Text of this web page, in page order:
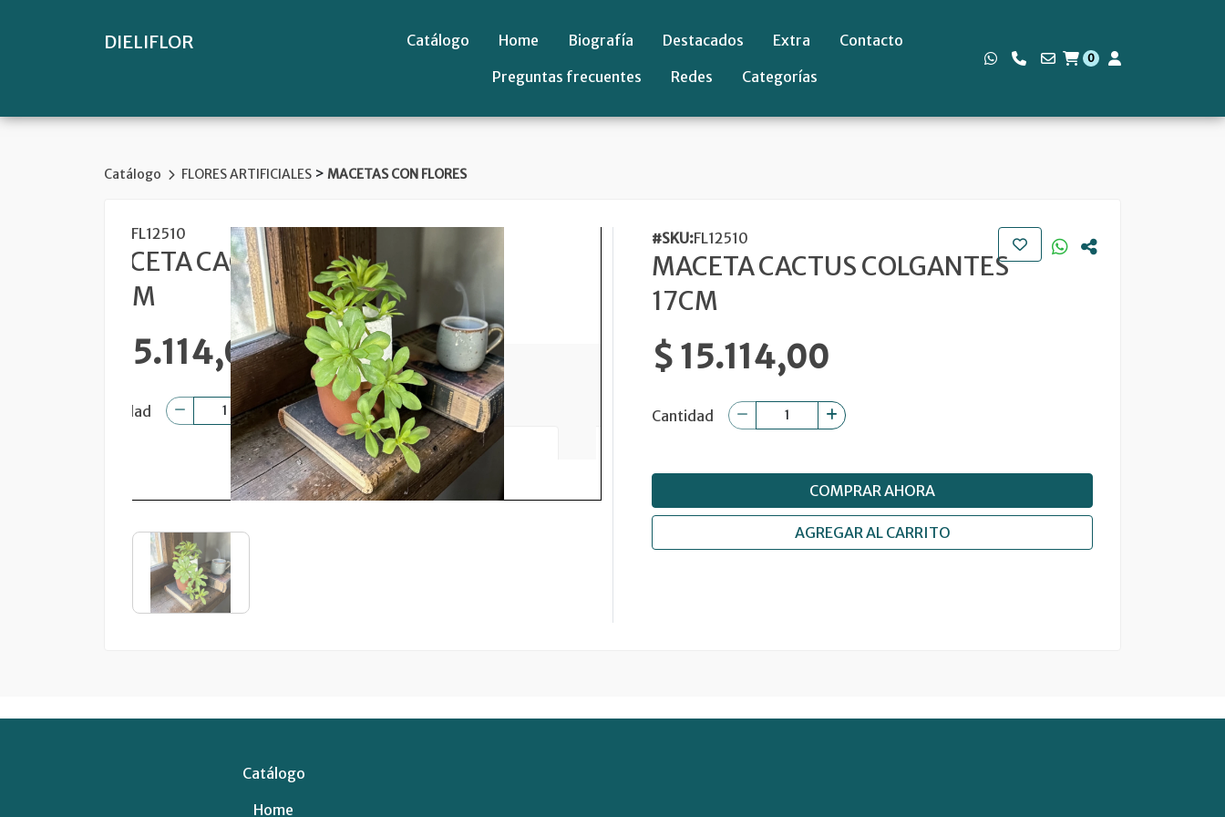
DIELIFLOR Catálogo Home Biografía Destacados Extra
Contacto
Preguntas frecuentes
Redes Categorías
0
Catálogo FLORES ARTIFICIALES > MACETAS CON FLORES
#SKU:FL12510
MACETA CACTUS COLGANTES
17CM
$ 15.114,00
Cantidad
COMPRAR AHORA
AGREGAR AL CARRITO
Catálogo
Home